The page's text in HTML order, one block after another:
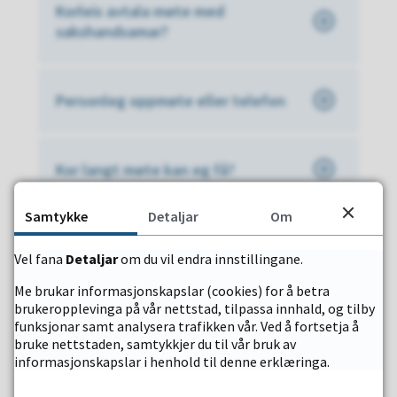
u
e
Korleis avtala møte med
sakshandsamar?
Personleg oppmøte eller telefon
Kor langt møte kan eg få?
Kor lenge i forkant må eg avtala
tid?
Kva kan eg få hjelp til?
Samtykke Detaljar Om
Vel fana Detaljarom du vil endra innstillingane.
Me brukar informasjonskapslar (cookies) for å betra
brukeropplevinga på vår nettstad, tilpassa innhald, og tilby
funksjonar samt analysera trafikken vår. Ved å fortsetja å
bruke nettstaden, samtykkjer du til vår bruk av
informasjonskapslar i henhold til denne erklæringa.